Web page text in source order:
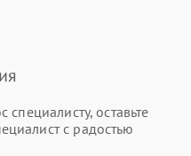
специалисту, оставьте
с радостью